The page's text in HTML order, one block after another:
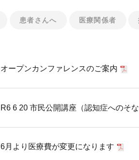
患者さんへ 医療関係者
オープンカンファレンスのご案内
R6 6 20 市民公開講座（認知症へのそ
6月より医療費が変更になります